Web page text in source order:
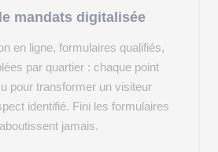
mandats digitalisée
en ligne, formulaires qualifiés,
par quartier : chaque point
pour transformer un visiteur
identifié. Fini les formulaires
jamais.